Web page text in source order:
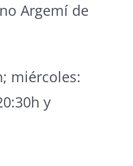
Argemí de
miércoles:
y